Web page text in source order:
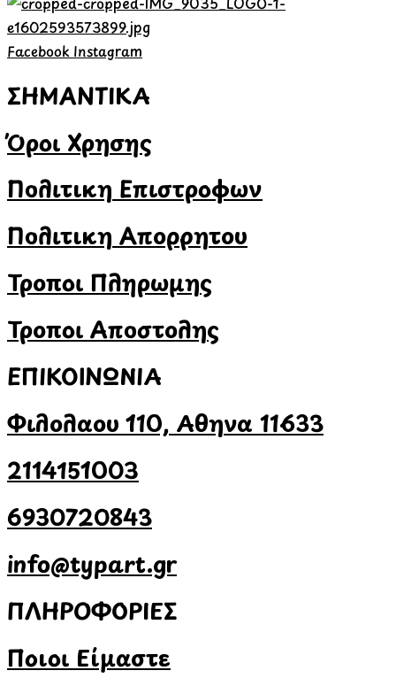
Facebook Instagram
ΣΗΜΑΝΤΙΚΑ
Όροι Χρήσης
Πολιτική Επιστροφών
Πολιτική Απορρήτου
Τρόποι Πληρωμής
Τρόποι Αποστολής
ΕΠΙΚΟΙΝΩΝΙΑ
Φιλολάου 110, Αθήνα 11633
2114151003
6930720843
info@typart.gr
ΠΛΗΡΟΦΟΡΙΕΣ
Ποιοι Είμαστε